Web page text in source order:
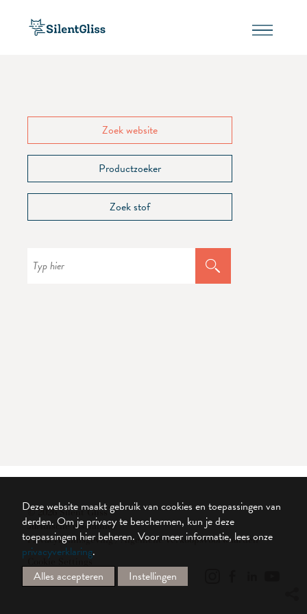
Zoek website
Productzoeker
Zoek stof
© 2026 Silent Gliss
Juridische disclaimer
Privacykennisgeving / Algemene verkoopsvoorwaarden
Cookie Settings
Deze website maakt gebruik van cookies en toepassingen van
derden. Om je privacy te beschermen, kun je deze
toepassingen hier beheren. Voor meer informatie, lees onze
privacyverklaring.
Alles accepteren
Instellingen